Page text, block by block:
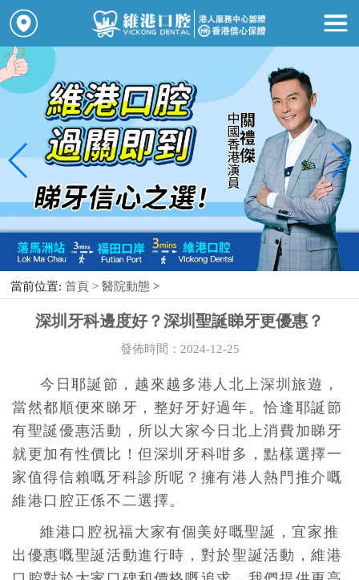
當前位置: 首頁 >醫院動態 >
深圳牙科邊度好？深圳聖誕睇牙更優惠？
發佈時間：2024-12-25
今日耶誕節，越來越多 港人北上深圳旅遊，
當然都順便來睇牙，整好牙好過年。恰逢耶誕節
有聖誕優惠活動，所以大家今日北上消費加睇牙
就更加有性價比！但深圳牙科咁多，點樣選擇一
家值得信賴嘅牙科診所呢？擁有港人熱門推介嘅
維港口腔正係不二選擇。
維港口腔祝福大家有個美好嘅聖誕，宜家推
出優惠嘅聖誕活動進行時，對於聖誕活動，維港